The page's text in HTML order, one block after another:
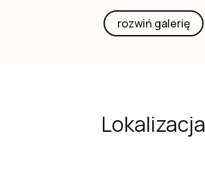
rozwiń galerię
Lokalizacja